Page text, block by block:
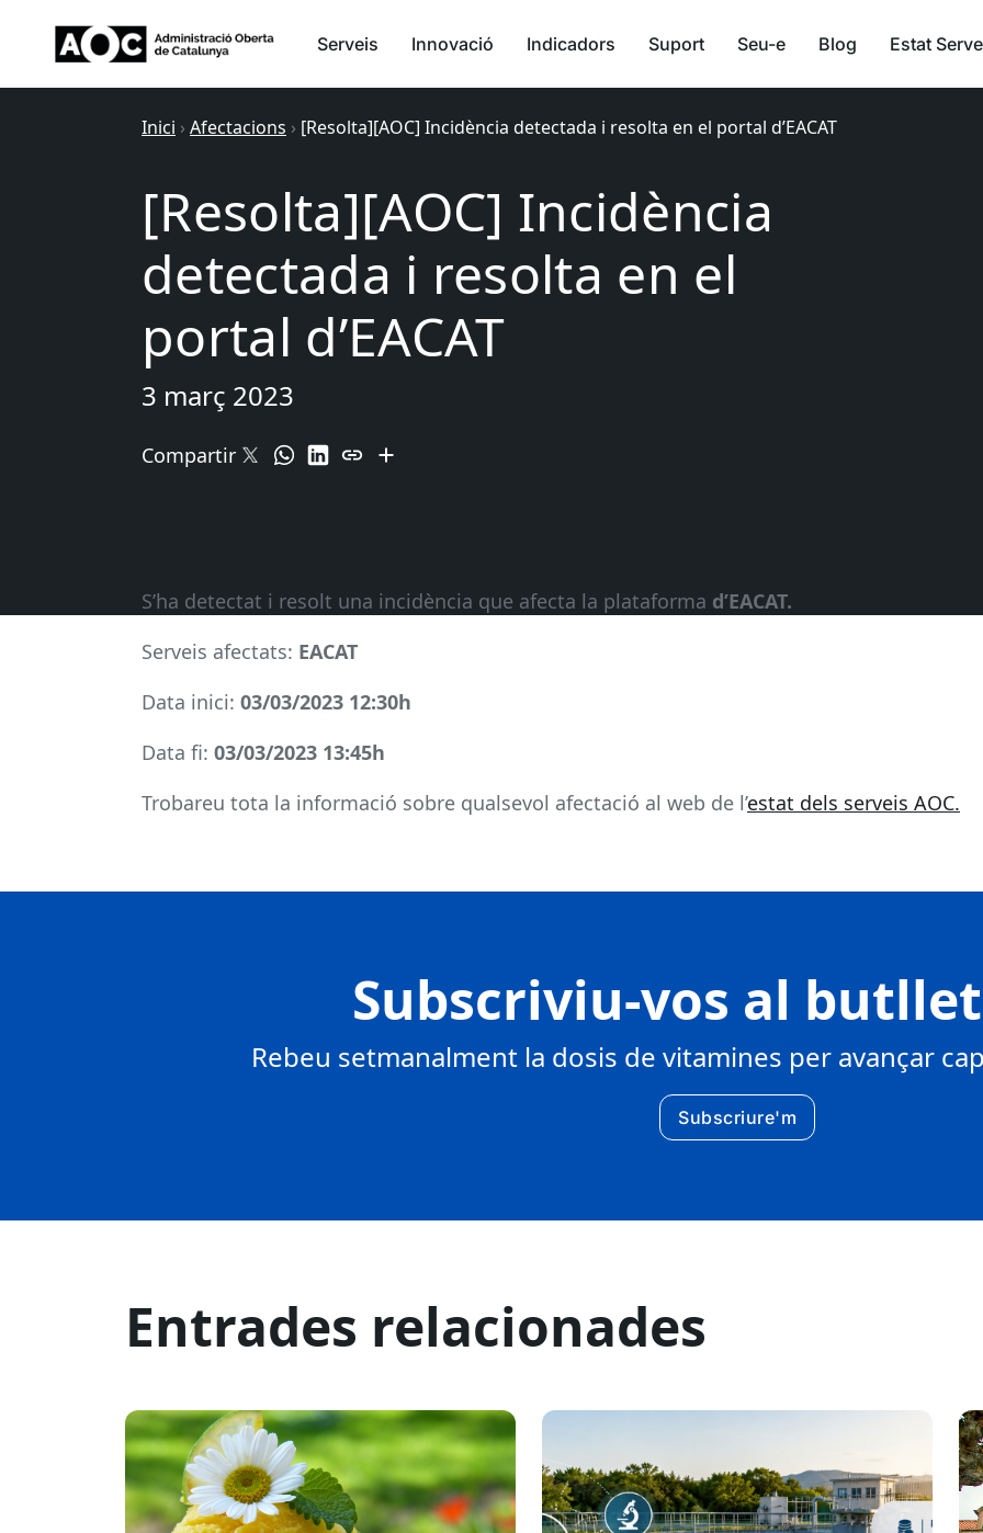
Serveis Innovació Indicadors Suport Seu-e Blog Estat
Inici › Afectacions › [Resolta][AOC] Incidència detectada i resolta en el portal d’EACAT
[Resolta][AOC] Incidència
detectada i resolta en el
portal d’EACAT
3 març 2023
Compartir
S’ha detectat i resolt una incidència que afecta la plataforma d’EACAT.
Serveis afectats: EACAT
Data inici: 03/03/2023 12:30h
Data fi: 03/03/2023 13:45h
Trobareu tota la informació sobre qualsevol afectació al web de l’estat dels serveis AOC.
Subscriviu-vos al
Rebeu setmanalment la dosis de vitamines per avançar
Subscriure'm
Entrades relacionades